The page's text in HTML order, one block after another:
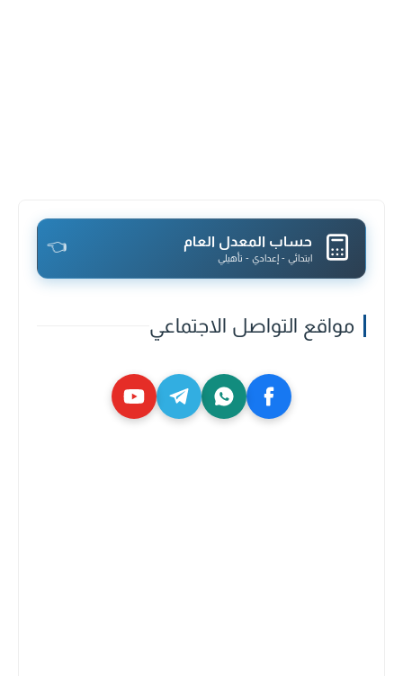
حساب المعدل العام
ابتدائي - إعدادي - تأهيلي
👈
مواقع التواصل الاجتماعي